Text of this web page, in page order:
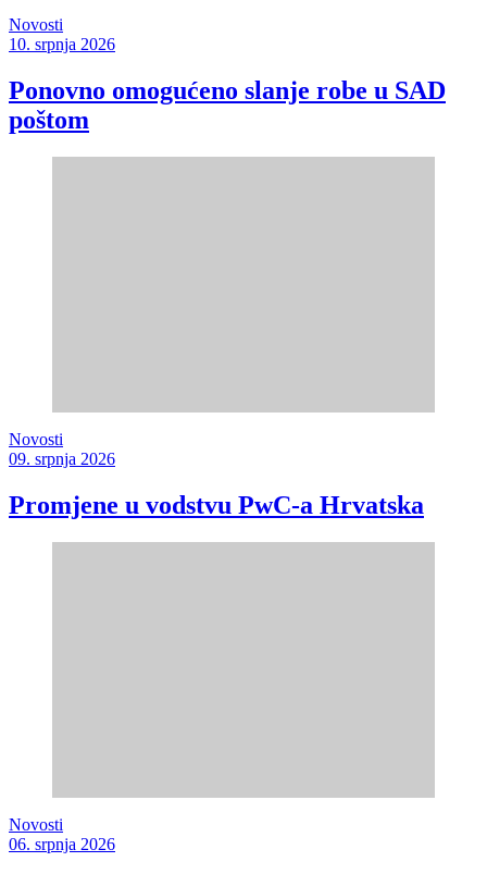
Novosti
10. srpnja 2026
Ponovno omogućeno slanje robe u SAD
poštom
Novosti
09. srpnja 2026
Promjene u vodstvu PwC-a Hrvatska
Novosti
06. srpnja 2026